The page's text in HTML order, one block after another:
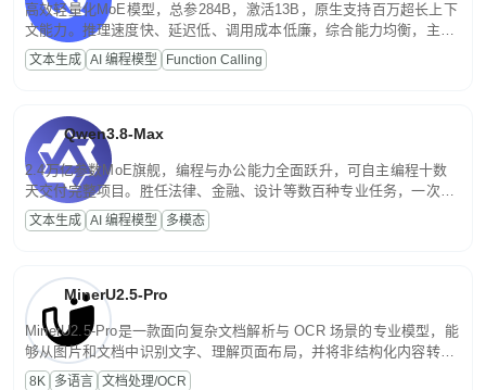
高效轻量化MoE模型，总参284B，激活13B，原生支持百万超长上下
文能力。推理速度快、延迟低、调用成本低廉，综合能力均衡，主打
高并发、轻量化任务，适合日常对话、内容创作、基础 RAG、批量
文案处理等普惠刚需场景。
文本生成 AI 编程模型 Function Calling
Qwen3.8-Max
2.4万亿参数MoE旗舰，编程与办公能力全面跃升，可自主编程十数
天交付完整项目。胜任法律、金融、设计等数百种专业任务，一次对
话端到端交付生产级成果。原生视觉理解贯穿规划、执行与验证全流
程，支持超长文档与长视频的深度语义解析。长程任务中自主规划与
文本生成 AI 编程模型 多模态
MinerU2.5-Pro
MinerU2.5-Pro是一款面向复杂文档解析与 OCR 场景的专业模型，能
够从图片和文档中识别文字、理解页面布局，并将非结构化内容转换
为便于存储、检索和二次处理的结构化结果。
8K 多语言 文档处理/OCR